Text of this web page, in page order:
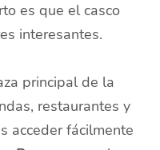
es que el casco
interesantes.
principal de la
restaurantes y
acceder fácilmente